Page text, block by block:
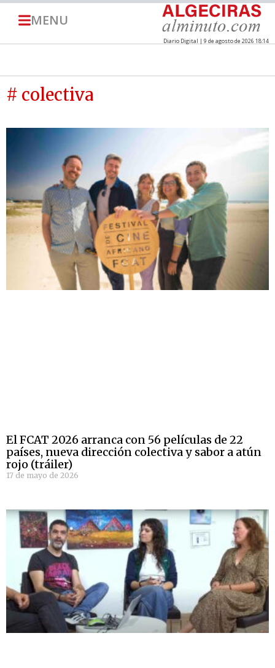
MENU
Diario Digital | 9 de agosto de 2026 18:14
# colectiva
El FCAT 2026 arranca con 56 películas de 22
países, nueva dirección colectiva y sabor a atún
rojo (tráiler)
17 de mayo de 2026